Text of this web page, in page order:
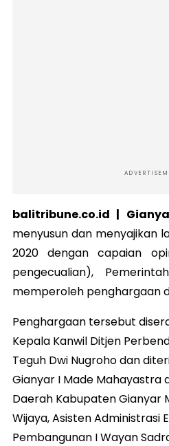
balitribune.co.id |
menyusun dan menyajikan
2020 dengan capaian
pengecualian),
memperoleh penghargaan
Penghargaan tersebut
Kepala Kanwil Ditjen
Teguh Dwi Nugroho dan
Gianyar I Made Mahayastra
Daerah Kabupaten Gianyar
Wijaya, Asisten Administrasi
Pembangunan I Wayan